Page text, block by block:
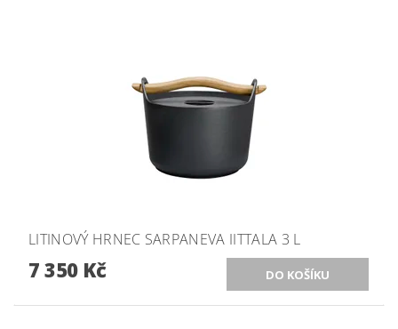
LITINOVÝ HRNEC SARPANEVA IITTALA 3 L
7 350 Kč